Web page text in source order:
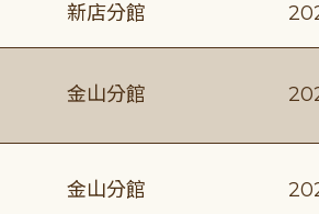
新店分館
金山分館
金山分館